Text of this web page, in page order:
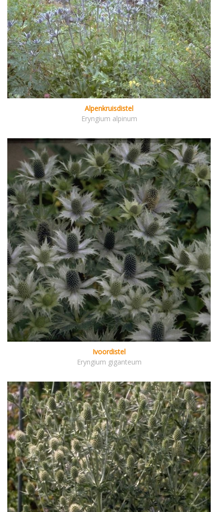
Alpenkruisdistel
Eryngium alpinum
Ivoordistel
Eryngium giganteum